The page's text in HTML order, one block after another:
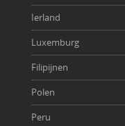
Ierland
Luxemburg
Filipijnen
Polen
Peru